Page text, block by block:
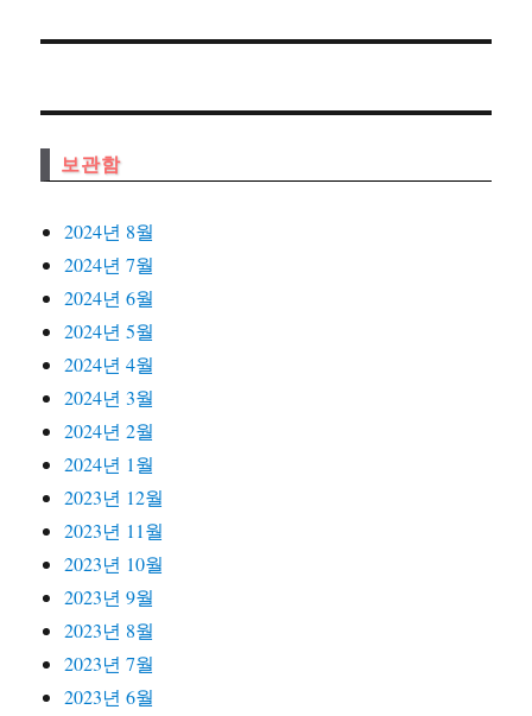
보관함
2024년 8월
2024년 7월
2024년 6월
2024년 5월
2024년 4월
2024년 3월
2024년 2월
2024년 1월
2023년 12월
2023년 11월
2023년 10월
2023년 9월
2023년 8월
2023년 7월
2023년 6월